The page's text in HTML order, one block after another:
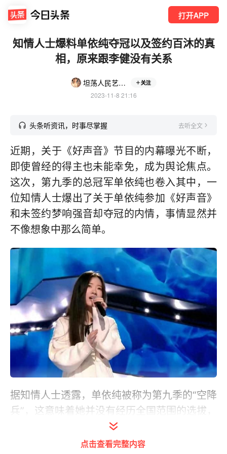
打开APP
知情人士爆料单依纯夺冠以及签约百沐的真
相，原来跟李健没有关系
坦荡人民艺术家 关注
2023-11-8 21:16
头条听资讯，时事尽掌握 去听全文
近期，关于《好声音》节目的内幕曝光不断，
即使曾经的得主也未能幸免，成为舆论焦点。
这次，第九季的总冠军单依纯也卷入其中，一
位知情人士爆出了关于单依纯参加《好声音》
和未签约梦响强音却夺冠的内情，事情显然并
不像想象中那么简单。
据知情人士透露，单依纯被称为第九季的“空降
兵”，这意味着她并没有经历全国范围的选拔，
而是直接从盲选阶段进入比赛。这特殊待遇背
后，是她的大学音乐老师王滔提供的帮助。值
点击查看完整内容